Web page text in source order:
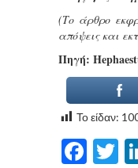
(Το άρθρο
απόψεις και
Πηγή:
Το είδαν: